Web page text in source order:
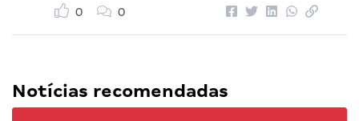
0 0
Notícias recomendadas